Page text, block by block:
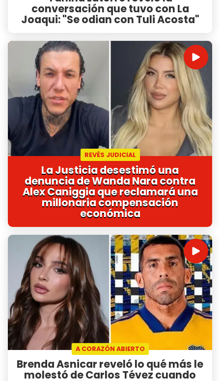
conversación que tuvo con La
Joaqui: "Se odian con Tuli Acosta"
REVÉS JUDICIAL
La Justicia desestimó una
denuncia de Wanda Nara contra
Alex Caniggia que reclamará una
millonaria compensación
económica
A CORAZÓN ABIERTO
Brenda Asnicar reveló lo qué más le
molestó de Carlos Tévez cuando